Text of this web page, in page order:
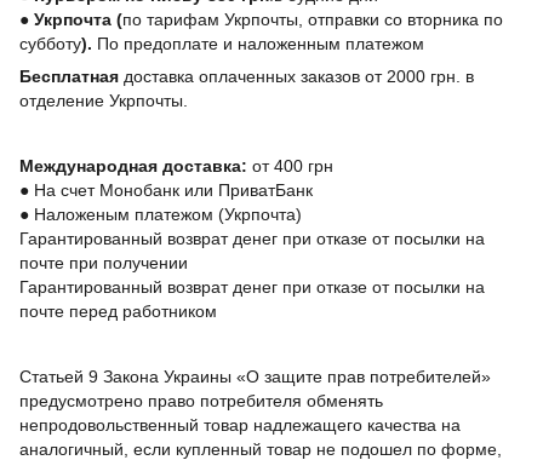
● Укрпочта (по тарифам Укрпочты, отправки со вторника по
субботу). По предоплате и наложенным платежом
Бесплатная доставка оплаченных заказов от 2000 грн. в
отделение Укрпочты.
Международная доставка: от 400 грн
● На счет Монобанк или ПриватБанк
● Наложеным платежом (Укрпочта)
Гарантированный возврат денег при отказе от посылки на
почте при получении
Гарантированный возврат денег при отказе от посылки на
почте перед работником
Статьей 9 Закона Украины «О защите прав потребителей»
предусмотрено право потребителя обменять
непродовольственный товар надлежащего качества на
аналогичный, если купленный товар не подошел по форме,